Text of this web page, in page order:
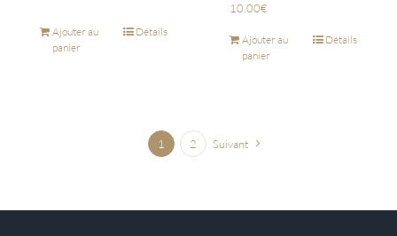
Ajouter au
panier
Détails
10,00€
Ajouter au
panier
Détails
1 2 Suivant